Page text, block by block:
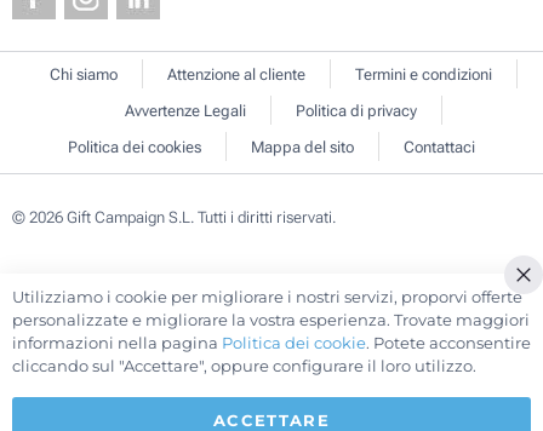
Chi siamo Attenzione al cliente
Termini e condizioni
Avvertenze Legali
Politica di privacy
Politica dei cookies
Mappa del sito Contattaci
© 2026 Gift Campaign S.L. Tutti i diritti riservati.
Utilizziamo i cookie per migliorare i nostri servizi, proporvi offerte
personalizzate e migliorare la vostra esperienza. Trovate maggiori
informazioni nella pagina Politica dei cookie. Potete acconsentire
cliccando sul "Accettare", oppure configurare il loro utilizzo.
ACCETTARE